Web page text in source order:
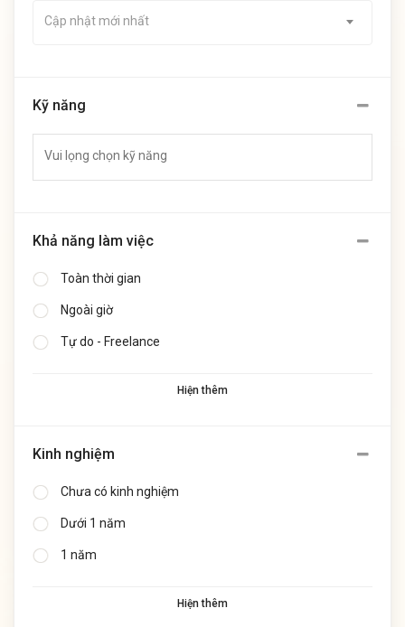
Cập nhật mới nhất
Kỹ năng
Khả năng làm việc
Toàn thời gian
Ngoài giờ
Tự do - Freelance
Hiện thêm
Kinh nghiệm
Chưa có kinh nghiệm
Dưới 1 năm
1 năm
Hiện thêm